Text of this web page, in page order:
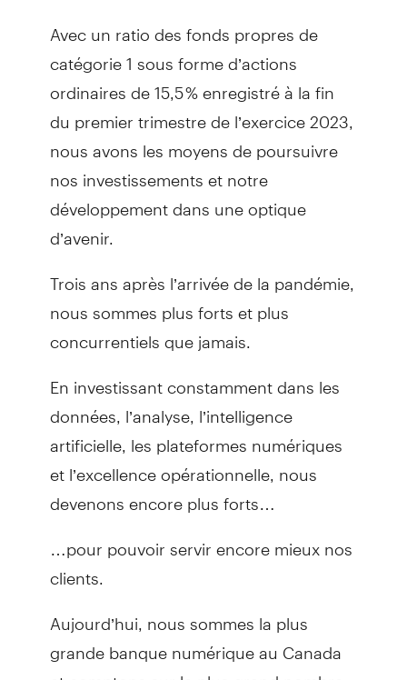
Avec un ratio des fonds propres de
catégorie 1 sous forme d’actions
ordinaires de 15,5 % enregistré à la fin
du premier trimestre de l’exercice 2023,
nous avons les moyens de poursuivre
nos investissements et notre
développement dans une optique
d’avenir.
Trois ans après l’arrivée de la pandémie,
nous sommes plus forts et plus
concurrentiels que jamais.
En investissant constamment dans les
données, l’analyse, l’intelligence
artificielle, les plateformes numériques
et l’excellence opérationnelle, nous
devenons encore plus forts…
…pour pouvoir servir encore mieux nos
clients.
Aujourd’hui, nous sommes la plus
grande banque numérique au Canada